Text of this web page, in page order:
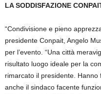
LA SODDISFAZIONE
“Condivisione e pieno
presidente Conpait, Angelo
per l’evento. “Una città
risultato luogo ideale per la
rimarcato il presidente. Hanno
anche il sindaco facente